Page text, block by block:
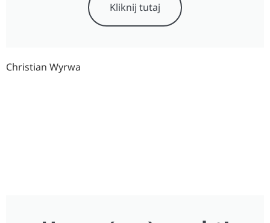
Kliknij tutaj
Christian Wyrwa